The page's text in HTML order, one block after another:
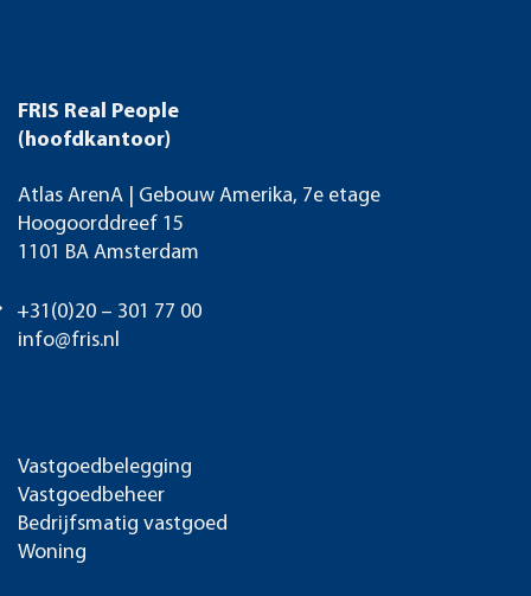
FRIS Real People
(hoofdkantoor)
Atlas ArenA | Gebouw Amerika, 7e etage
Hoogoorddreef 15
1101 BA Amsterdam
+31(0)20 – 301 77 00
info@fris.nl
Vastgoedbelegging
Vastgoedbeheer
Bedrijfsmatig vastgoed
Woning